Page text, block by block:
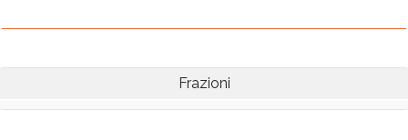
Frazioni